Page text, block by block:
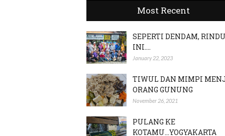
Most Recent
SEPERTI DENDAM,
INI....
January 22, 2023
TIWUL DAN MIMPI
ORANG GUNUNG
November 26, 2021
PULANG KE
KOTAMU...YOGYAKARTA